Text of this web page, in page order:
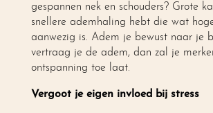
gespannen nek en schouders? Grote
snellere ademhaling hebt die wat
aanwezig is. Adem je bewust naar je
vertraag je de adem, dan zal je
ontspanning toe laat.
Vergoot je eigen invloed bij stress